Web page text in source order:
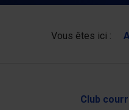
Vous êtes ici :
Club